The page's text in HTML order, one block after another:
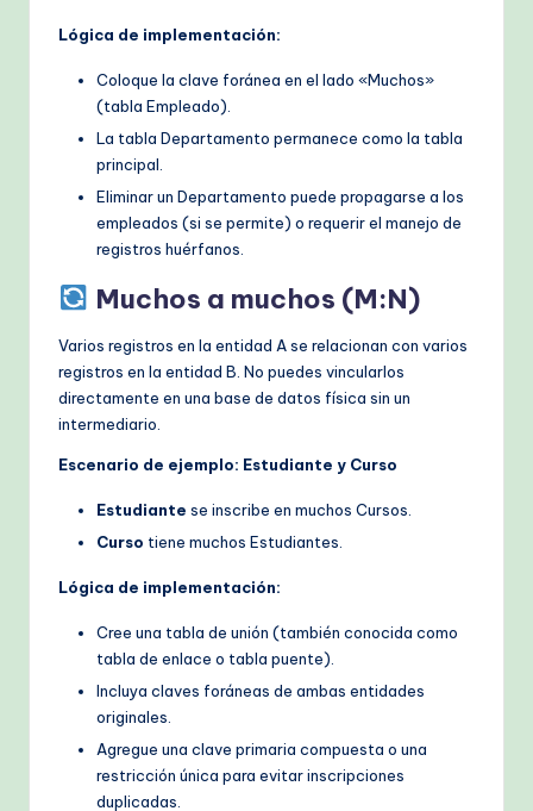
Lógica de implementación:
Coloque la clave foránea en el lado «Muchos»
(tabla Empleado).
La tabla Departamento permanece como la tabla
principal.
Eliminar un Departamento puede propagarse a los
empleados (si se permite) o requerir el manejo de
registros huérfanos.
Muchos a muchos (M:N)
Varios registros en la entidad A se relacionan con varios
registros en la entidad B. No puedes vincularlos
directamente en una base de datos física sin un
intermediario.
Escenario de ejemplo: Estudiante y Curso
Estudiante se inscribe en muchos Cursos.
Curso tiene muchos Estudiantes.
Lógica de implementación:
Cree una tabla de unión (también conocida como
tabla de enlace o tabla puente).
Incluya claves foráneas de ambas entidades
originales.
Agregue una clave primaria compuesta o una
restricción única para evitar inscripciones
duplicadas.